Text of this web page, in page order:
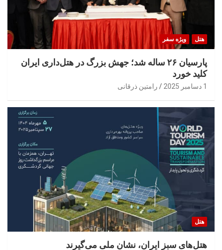
هتل ویژه سفر
پارسیان ۲۶ ساله شد؛ جهش بزرگ در هتل‌داری ایران
کلید خورد
1 دسامبر 2025 رامتین ذرقانی
هتل
هتل‌های سبز ایران، نشان ملی می‌گیرند